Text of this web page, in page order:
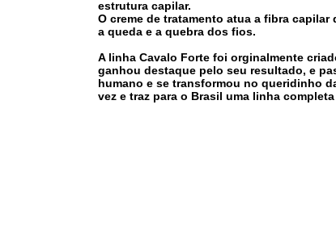
estrutura capilar.
O creme de tratamento atua a fibra
a queda e a quebra dos fios.
A linha Cavalo Forte foi orginalmente
ganhou destaque pelo seu resultado, e
humano e se transformou no queridinho
vez e traz para o Brasil uma linha